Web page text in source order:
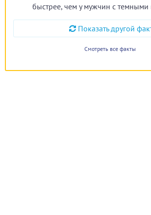
быстрее, чем у мужчин с темными
Показать другой
Смотреть все факты